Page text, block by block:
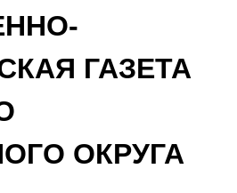
ГАЗЕТА
ОКРУГА